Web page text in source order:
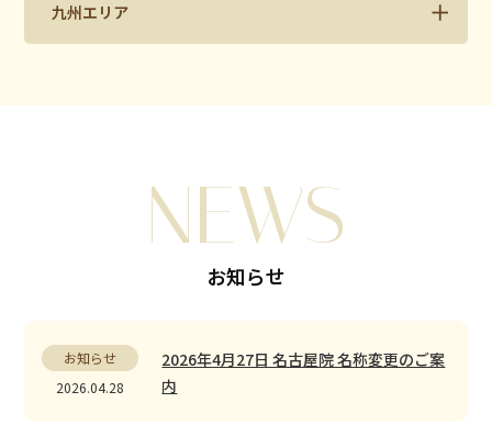
九州エリア
NEWS
お知らせ
お知らせ
2026.04.28
2026年4月27日 名古屋院 名称変更のご案
内